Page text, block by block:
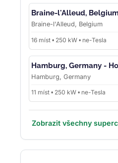
Braine-l'Alleud,
Braine-l'Alleud, Belgium
16 míst • 250 kW • ne-Tesla
Hamburg, Germany -
Hamburg, Germany
11 míst • 250 kW • ne-Tesla
Zobrazit všechny